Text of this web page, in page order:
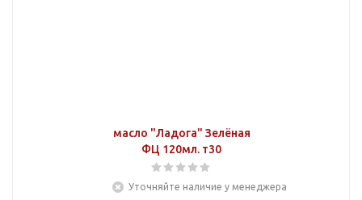
масло "Ладога" Зелёная
ФЦ 120мл. т30
Уточняйте наличие у менеджера